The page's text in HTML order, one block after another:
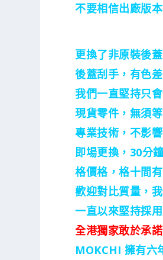
不要相信出廠版
更換了非原裝後
後蓋刮手，有色
我們一直堅持只
現貨零件，無須
專業技術，不影
即場更換， 30分
格價格，格十間
歡迎對比質量，
一直以來堅持採
全港獨家敢於承
MOKCHI 擁有六